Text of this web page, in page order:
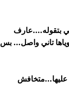
بتقوله....عارف
تاني واصل... بس